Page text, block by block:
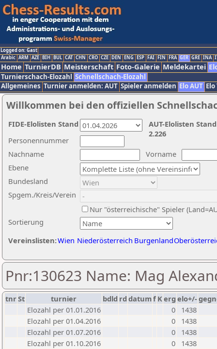
Logged on: Gast
Arabic ARM AZE BIH BUL CAT CHN CRO CZE DEN ENG ESP FAI FIN FRA GER GRE INA
Home TurnierDB Meisterschaft Foto-Galerie Meldekartei
Turnierschach-Elozahl Schnellschach-Elozahl
Allgemeines Turnier anmelden: AUT Spieler anmelden Elo AUT
Willkommen bei den offiziellen
Nachname
Vorname
Ebene
Sortierung
Personennummer
Bundesland
Spgem./Kreis/Verein
Nur "österreichische" Spieler
Vereinslisten:Wien Niederösterreich Burgenland
AUT-Elolisten
2.226
FIDE-Elolisten Stand
Pnr:130623 Name: Mag
tnrSt turnier bdld rd datumf Kerg elo+/-
Elozahl per 01.01.2016
0
1438
Elozahl per 01.04.2016
0
1438
Elozahl per 01.07.2016
0
1438
Elozahl per 01.10.2016
0
1438